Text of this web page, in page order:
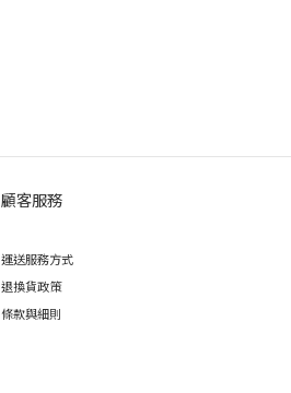
顧客服務
運送服務方式
退換貨政策
條款與細則